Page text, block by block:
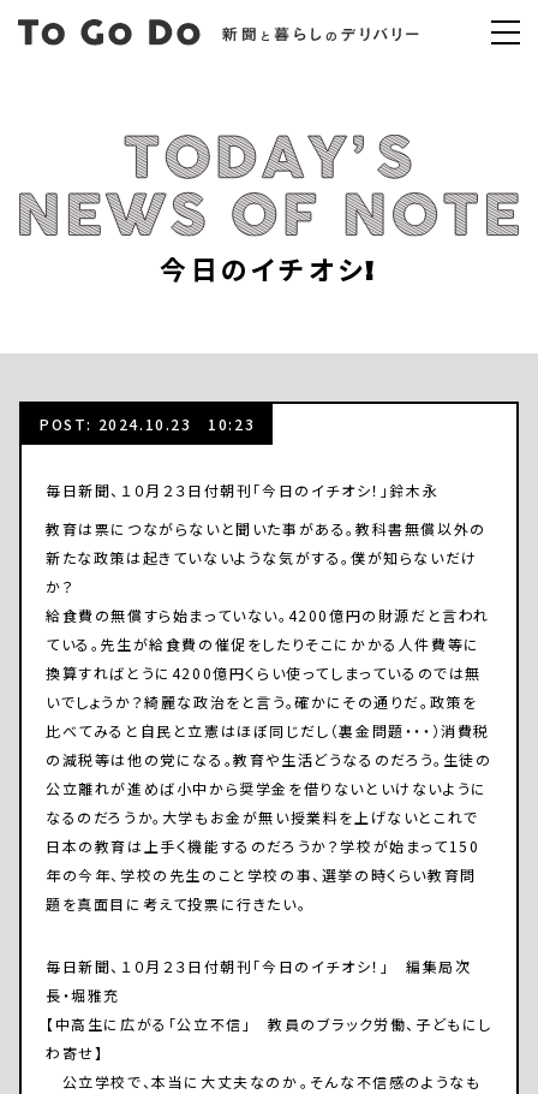
今日のイチオシ!
POST: 2024.10.23 10:23
毎日新聞、１０月２３日付朝刊「今日のイチオシ！」鈴木永
教育は票につながらないと聞いた事がある。教科書無償以外の
新たな政策は起きていないような気がする。僕が知らないだけ
か？
給食費の無償すら始まっていない。4200億円の財源だと言われ
ている。先生が給食費の催促をしたりそこにかかる人件費等に
換算すればとうに4200億円くらい使ってしまっているのでは無
いでしょうか？綺麗な政治をと言う。確かにその通りだ。政策を
比べてみると自民と立憲はほぼ同じだし（裏金問題・・・）消費税
の減税等は他の党になる。教育や生活どうなるのだろう。生徒の
公立離れが進めば小中から奨学金を借りないといけないように
なるのだろうか。大学もお金が無い授業料を上げないとこれで
日本の教育は上手く機能するのだろうか？学校が始まって150
年の今年、学校の先生のこと学校の事、選挙の時くらい教育問
題を真面目に考えて投票に行きたい。
毎日新聞、１０月２３日付朝刊「今日のイチオシ！」 編集局次
長・堀雅充
【中高生に広がる「公立不信」 教員のブラック労働、子どもにし
わ寄せ】
公立学校で、本当に大丈夫なのか――。そんな不信感のようなも